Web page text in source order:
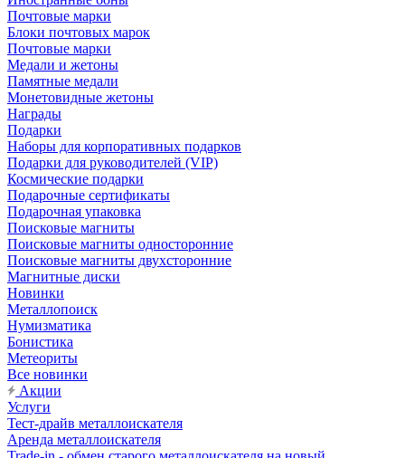
Почтовые марки
Блоки почтовых марок
Почтовые марки
Медали и жетоны
Памятные медали
Монетовидные жетоны
Награды
Подарки
Наборы для корпоративных подарков
Подарки для руководителей (VIP)
Космические подарки
Подарочные сертификаты
Подарочная упаковка
Поисковые магниты
Поисковые магниты односторонние
Поисковые магниты двухсторонние
Магнитные диски
Новинки
Металлопоиск
Нумизматика
Бонистика
Метеориты
Все новинки
Акции
Услуги
Тест-драйв металлоискателя
Аренда металлоискателя